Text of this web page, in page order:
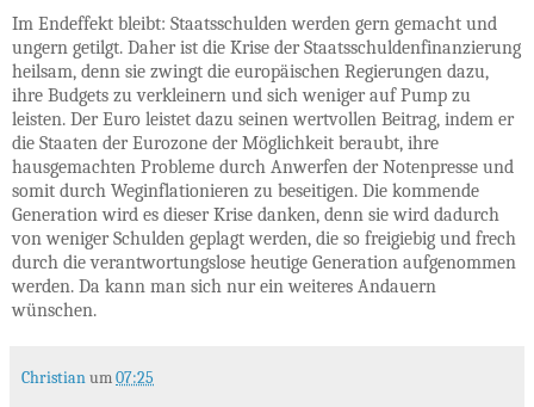
Im Endeffekt bleibt: Staatsschulden werden gern gemacht und
ungern getilgt. Daher ist die Krise der Staatsschuldenfinanzierung
heilsam, denn sie zwingt die europäischen Regierungen dazu,
ihre Budgets zu verkleinern und sich weniger auf Pump zu
leisten. Der Euro leistet dazu seinen wertvollen Beitrag, indem er
die Staaten der Eurozone der Möglichkeit beraubt, ihre
hausgemachten Probleme durch Anwerfen der Notenpresse und
somit durch Weginflationieren zu beseitigen. Die kommende
Generation wird es dieser Krise danken, denn sie wird dadurch
von weniger Schulden geplagt werden, die so freigiebig und frech
durch die verantwortungslose heutige Generation aufgenommen
werden. Da kann man sich nur ein weiteres Andauern
wünschen.
Christianum07:25